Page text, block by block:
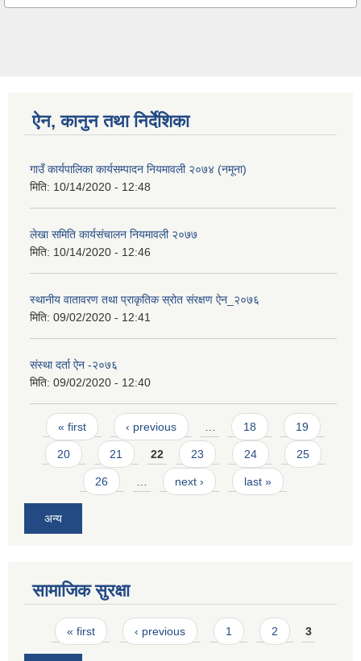
ऐन, कानुन तथा निर्देशिका
गाउँ कार्यपालिका कार्यसम्पादन नियमावली २०७४ (नमूना)
मिति: 10/14/2020 - 12:48
लेखा समिति कार्यसंचालन नियमावली २०७७
मिति: 10/14/2020 - 12:46
स्थानीय वातावरण तथा प्राकृतिक स्रोत संरक्षण ऐन_२०७६
मिति: 09/02/2020 - 12:41
संस्था दर्ता ऐन -२०७६
मिति: 09/02/2020 - 12:40
Pages
« first ‹ previous 18 19
20 21 22 23 24 25
26 next › last »
अन्य
सामाजिक सुरक्षा
Pages
« first ‹ previous 1 2 3